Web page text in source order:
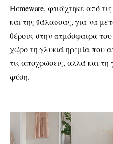
Homeware, φτιάχτηκε από
και της θάλασσας, για να
θέρους στην ατμόσφαιρα του
χώρο τη γλυκιά ηρεμία που
τις αποχρώσεις, αλλά και
φύση.